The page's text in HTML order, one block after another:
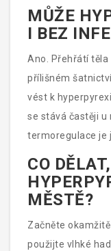
hyperpyrexie
MŮŽE
I BEZ
Ano. Přehřátí těla
přílišném
vést k
se stává častěji u
termoregulace je
CO
MĚSTĚ?
Začněte
použijte vlhké